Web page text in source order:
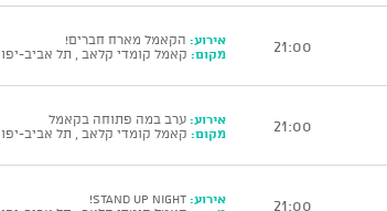
21:00 אירוע: הקאמל מארח חברים!
מקום: קאמל קומדי קלאב , תל אביב-יפו
21:00 אירוע: ערב במה פתוחה בקאמל
מקום: קאמל קומדי קלאב , תל אביב-יפו
21:00 אירוע: